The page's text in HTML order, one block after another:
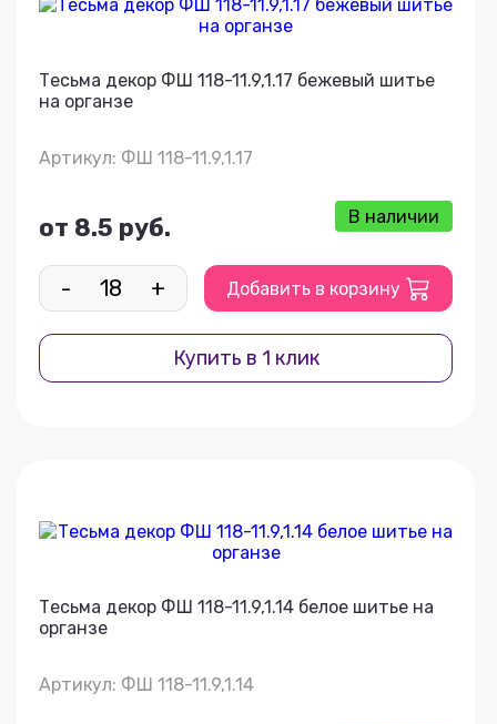
Тесьма декор ФШ 118-11.9,1.17 бежевый шитье
на органзе
Артикул: ФШ 118-11.9,1.17
от 8.5 руб. В наличии
- + Добавить в корзину
Купить в 1 клик
Тесьма декор ФШ 118-11.9,1.14 белое шитье на
органзе
Артикул: ФШ 118-11.9,1.14